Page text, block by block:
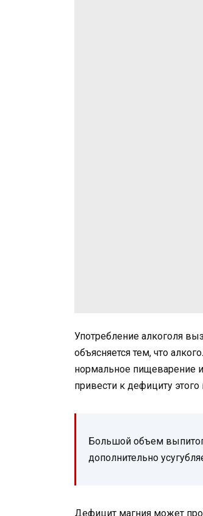
Употребление алкоголя
объясняется тем, что
нормальное пищеварение
привести к дефициту
Большой объем
дополнительно
Дефицит магния может